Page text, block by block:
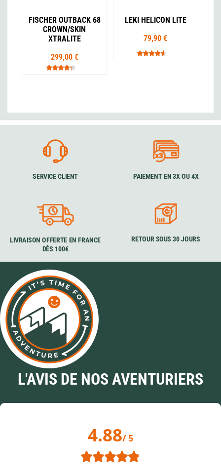
FISCHER OUTBACK 68
CROWN/SKIN
XTRALITE
299,00 €
LEKI HELICON LITE
79,90 €
SERVICE CLIENT PAIEMENT EN 3X OU 4X
LIVRAISON OFFERTE EN FRANCE
DÈS 100€
RETOUR SOUS 30 JOURS
L'AVIS DE NOS AVENTURIERS
4.88/ 5